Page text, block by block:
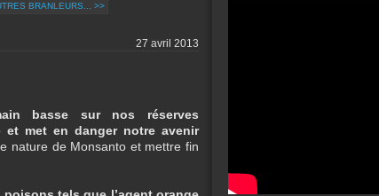
BRANLEURS... >>
27 avril 2013
basse sur nos réserves
et met en danger notre avenir
nature de Monsanto et mettre fin